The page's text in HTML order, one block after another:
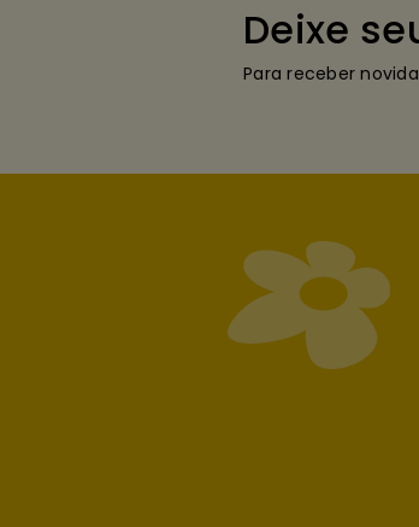
Deixe
Para receber